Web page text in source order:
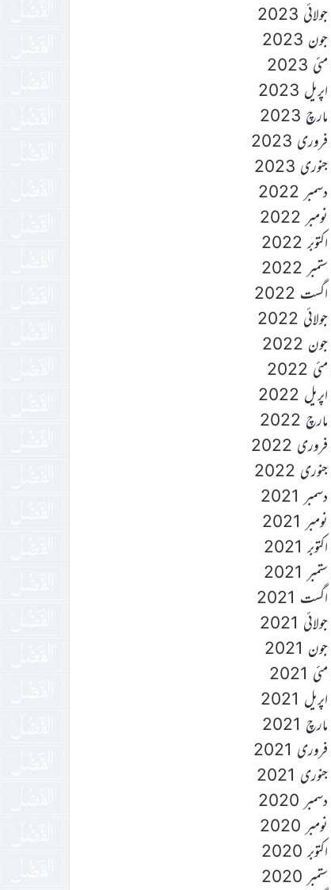
جولائی 2023
جون 2023
مئی 2023
اپریل 2023
مارچ 2023
فروری 2023
جنوری 2023
دسمبر 2022
نومبر 2022
اکتوبر 2022
ستمبر 2022
اگست 2022
جولائی 2022
جون 2022
مئی 2022
اپریل 2022
مارچ 2022
فروری 2022
جنوری 2022
دسمبر 2021
نومبر 2021
اکتوبر 2021
ستمبر 2021
اگست 2021
جولائی 2021
جون 2021
مئی 2021
اپریل 2021
مارچ 2021
فروری 2021
جنوری 2021
دسمبر 2020
نومبر 2020
اکتوبر 2020
ستمبر 2020